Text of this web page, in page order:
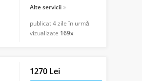
Alte servicii
publicat4 zile în urmă
vizualizate 169x
1270 Lei